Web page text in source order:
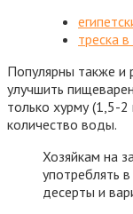
треска
Популярны также и
улучшить
только хурму (1,5-2
количество воды.
Хозяйкам на
употреблять
десерты и